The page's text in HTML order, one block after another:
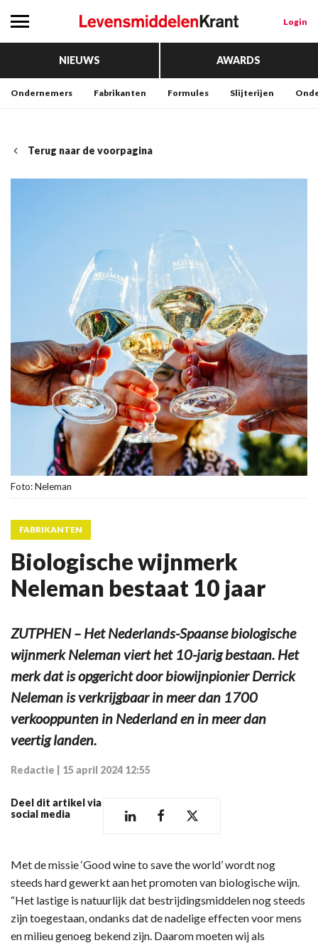
Login
NIEUWS AWARDS
Ondernemers Fabrikanten Formules Slijterijen
Terug naar de voorpagina
Foto: Neleman
FABRIKANTEN
Biologische wijnmerk
Neleman bestaat 10 jaar
ZUTPHEN – Het Nederlands-Spaanse biologische
wijnmerk Neleman viert het 10-jarig bestaan. Het
merk dat is opgericht door biowijnpionier Derrick
Neleman is verkrijgbaar in meer dan 1700
verkooppunten in Nederland en in meer dan
veertig landen.
Redactie 15 april 2024 12:55
Deel dit artikel via
social media
Met de missie ‘Good wine to save the world’ wordt nog
steeds hard gewerkt aan het promoten van biologische wijn.
“Het lastige is natuurlijk dat bestrijdingsmiddelen nog steeds
zijn toegestaan, ondanks dat de nadelige effecten voor mens
en milieu genoeg bekend zijn. Daarom moeten wij als